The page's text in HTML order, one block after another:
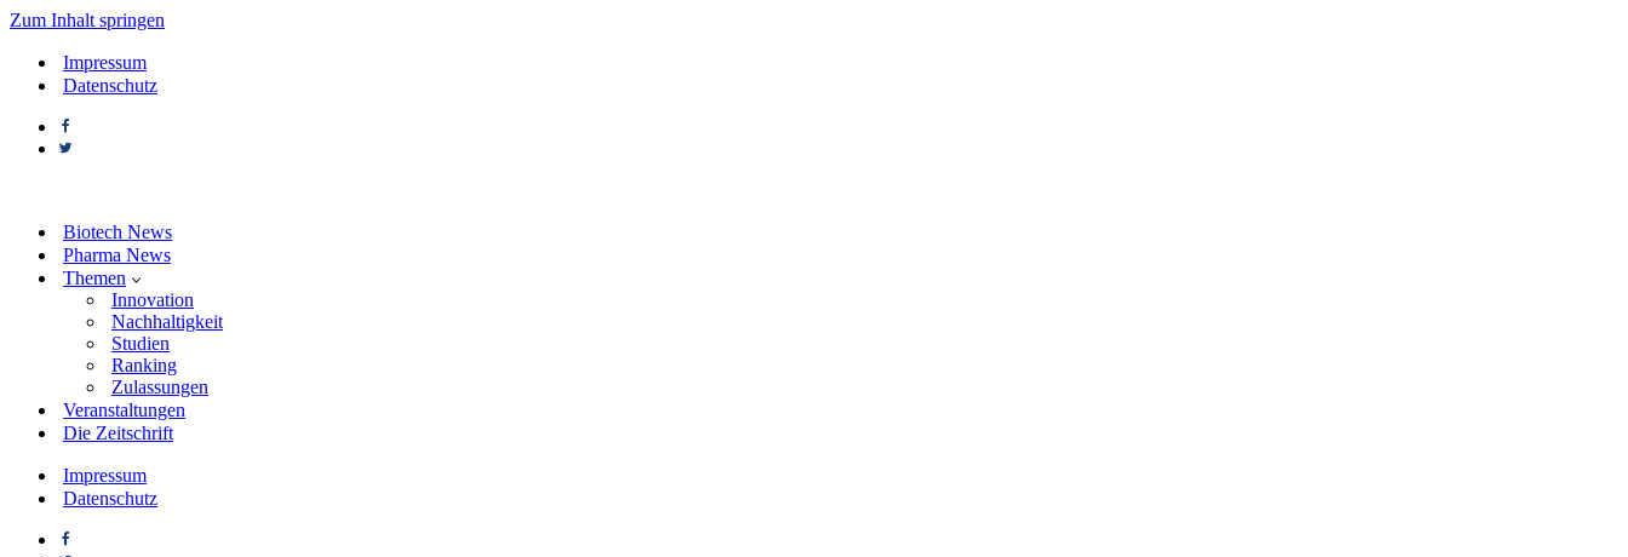
Zum Inhalt springen
Impressum
Datenschutz
Biotech News
Pharma News
Themen
Innovation
Nachhaltigkeit
Studien
Ranking
Zulassungen
Veranstaltungen
Die Zeitschrift
Impressum
Datenschutz